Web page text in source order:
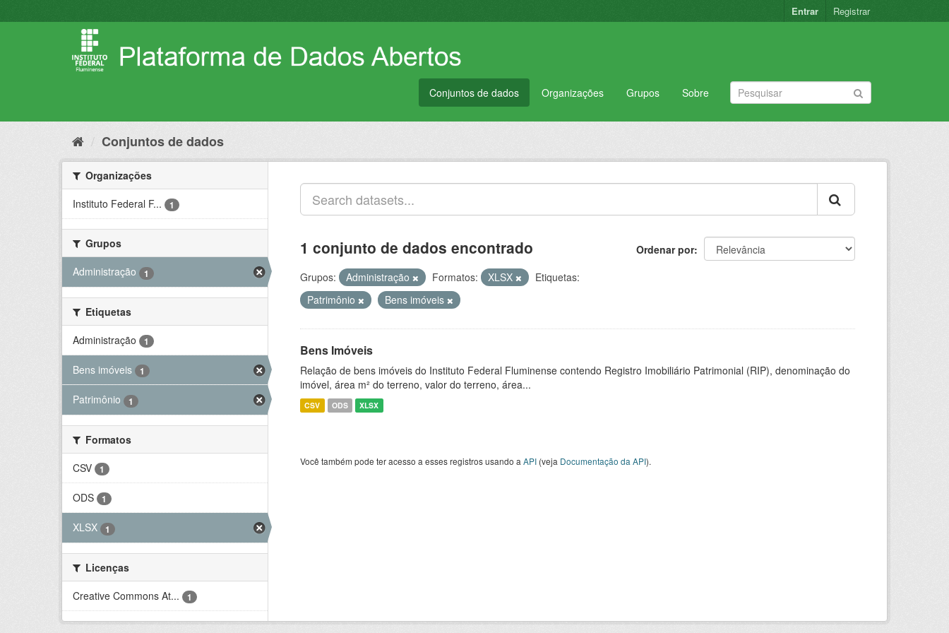
para
Entrar Registrar
Conjuntos de dados Organizações Grupos Sobre
Conjuntos de dados
Organizações
Instituto Federal F...
1
Grupos
Administração
1
Etiquetas
Administração
1
Bens imóveis 1
Patrimônio 1
Formatos
CSV
1
ODS 1
XLSX 1
Licenças
Creative Commons At...
1
Ordenar por
1 conjunto de dados encontrado
Grupos: Administração Formatos: XLSX
Etiquetas:
Patrimônio
Bens imóveis
Bens Imóveis
Relação de bens imóveis do Instituto Federal Fluminense contendo Registro Imobiliário Patrimonial (RIP), denominação do
imóvel, área m² do terreno, valor do terreno, área...
CSV ODS XLSX
Você também pode ter acesso a esses registros usando a API (veja Documentação da API).